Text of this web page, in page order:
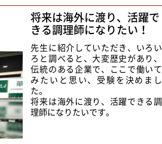
将来は海外に渡り、活躍で
きる調理師になりたい！
先生に紹介していただき、いろい
ろと調べると、大変歴史があり、
伝統のある企業で、ここで働いて
みたいと思い、受験を決めまし
た。
将来は海外に渡り、活躍できる調
理師になりたいです。